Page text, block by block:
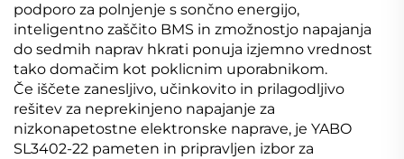
podporo za polnjenje s sončno energijo,
inteligentno zaščito BMS in zmožnostjo napajanja
do sedmih naprav hkrati ponuja izjemno vrednost
tako domačim kot poklicnim uporabnikom.
Če iščete zanesljivo, učinkovito in prilagodljivo
rešitev za neprekinjeno napajanje za
nizkonapetostne elektronske naprave, je YABO
SL3402-22 pameten in pripravljen izbor za